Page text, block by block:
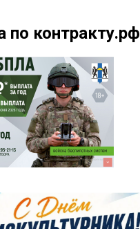
по контракту.рф